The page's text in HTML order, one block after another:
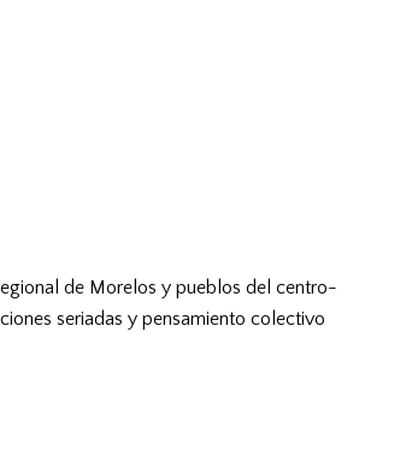
de Morelos y pueblos del centro-
seriadas y pensamiento colectivo